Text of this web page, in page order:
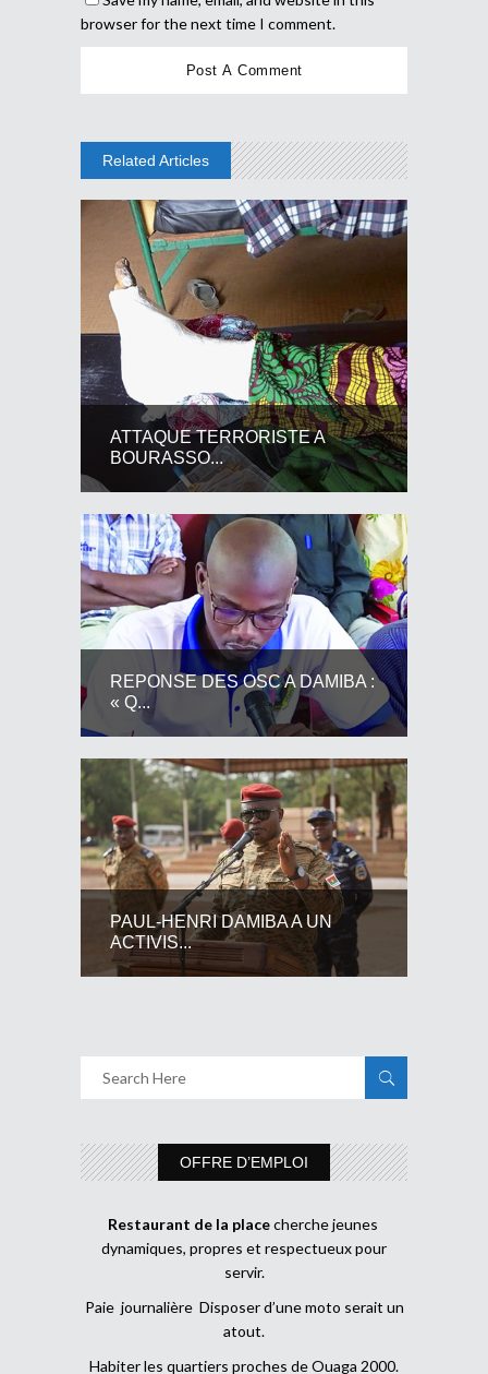
browser for the next time I comment.
Related Articles
ATTAQUE TERRORISTE A
BOURASSO...
REPONSE DES OSC A DAMIBA :
« Q...
PAUL-HENRI DAMIBA A UN
ACTIVIS...
OFFRE D’EMPLOI
Restaurant de la placecherche jeunes
dynamiques, propres et respectueux pour
servir.
Paie journalière Disposer d’une moto serait un
atout.
Habiter les quartiers proches de Ouaga 2000.